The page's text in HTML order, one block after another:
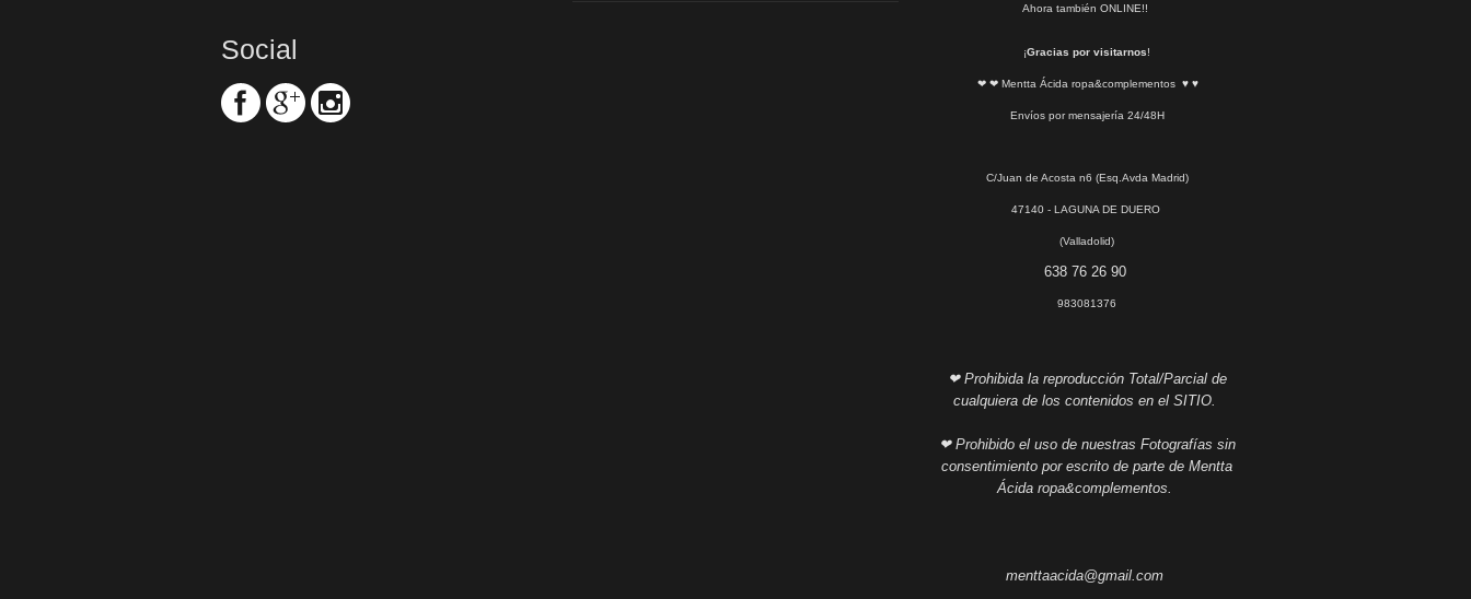
Social
Ahora también ONLINE!!
¡Gracias por visitarnos!
❤ ❤ Mentta Ácida ropa&complementos ♥ ♥
Envíos por mensajería 24/48H
C/Juan de Acosta n6 (Esq.Avda Madrid)
47140 - LAGUNA DE DUERO
(Valladolid)
638 76 26 90
983081376
❤ Prohibida la reproducción Total/Parcial de
cualquiera de los contenidos en el SITIO.
❤ Prohibido el uso de nuestras Fotografías sin
consentimiento por escrito de parte de Mentta
Ácida ropa&complementos.
menttaacida@gmail.com